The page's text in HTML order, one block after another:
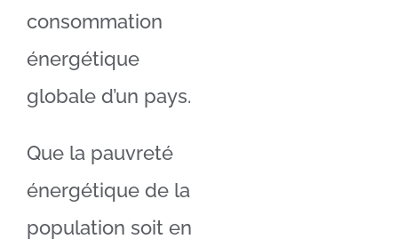
consommation
énergétique
globale d’un pays.
Que la pauvreté
énergétique de la
population soit en